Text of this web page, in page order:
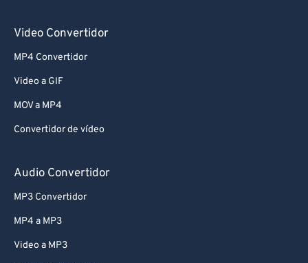
Video Convertidor
MP4 Convertidor
Video a GIF
MOV a MP4
Convertidor de vídeo
Audio Convertidor
MP3 Convertidor
MP4 a MP3
Video a MP3